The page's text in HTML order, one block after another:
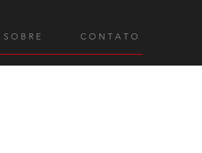
S O B R E C O N T A T O